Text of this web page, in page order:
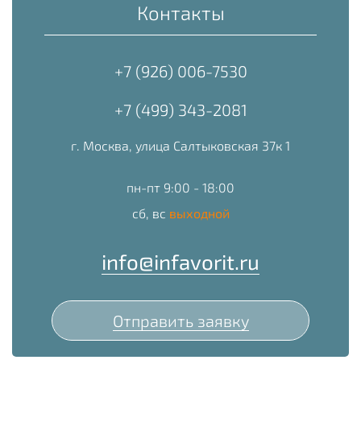
Контакты
+7 (926) 006-7530
+7 (499) 343-2081
г. Москва, улица Салтыковская 37к 1
пн-пт 9:00 - 18:00
сб, вс выходной
info@infavorit.ru
Отправить заявку